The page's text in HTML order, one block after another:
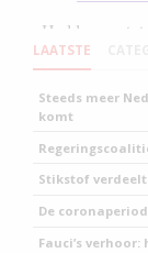
LAATSTE
Steeds meer
komt
Stikstof
De
Fauci’s